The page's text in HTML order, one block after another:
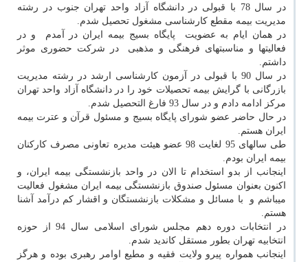
در سال 78 با قبولی در دانشگاه آزاد واحد تهران جنوب در رشته
مدیریت بیمه مقطع کارشناسی مشغول تحصیل شدم.
در همان ایام به عضویت پایگاه بسیج بیمه ایران در آمدم و در
فعالیتها و مناسبتهای فرهنگی و مذهبی در شرکت حضوری موثر
داشتم.
در سال 90 با قبولی در آزمون کارشناسی ارشد در رشته مدیریت
بازرگانی با گرایش بیمه تحصیلات خود را در دانشگاه آزاد واحد تهران
مرکز ادامه دادم و در سال 93 فارغ التحصیل شدم.
در حال حاضر عضو شورای پایگاه بسیج و مسئول قرآن و عترت بیمه
ایران هستم.
طی سالهای 95 لغایت 98 عضو هیئت مدیره تعاونی مصرف کارکنان
بیمه ایران بودم.
اینجانب از بدو استخدام تا الان در واحد بازنشستگی بیمه ایران، و
اکنون بعنوان مسئول صندوق بازنشستگی بیمه ایران مشغول فعالیت
میباشم و با مسائل و مشکلات بازنشستگان و اقشار کم درآمد آشنا
هستم.
در انتخابات دوره دهم مجلس شورای اسلامی سال 94 از حوزه
انتخابیه تهران بطور مستقل کاندید شدم.
اینجانب همواره پیرو ولایت فقیه و مطیع اوامر رهبری بوده و هرگز